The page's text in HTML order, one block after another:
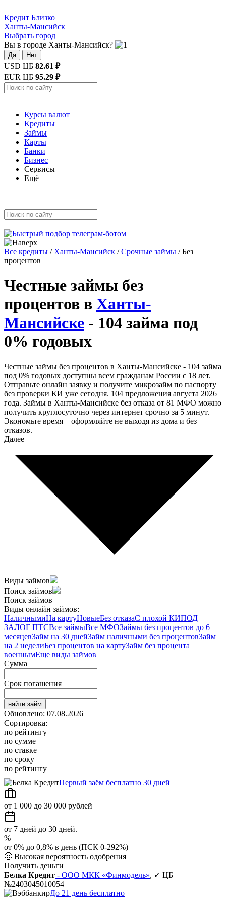
Кредит Близко
Ханты-Мансийск
Выбрать город
Вы в городе Ханты-Мансийск?
Да Нет
USD ЦБ 82.61 ₽
EUR ЦБ 95.29 ₽
Курсы валют
Кредиты
Займы
Карты
Банки
Бизнес
Сервисы
Ещё
Все кредиты / Ханты-Мансийск /Срочные займы /Без
процентов
Честные займы без
процентов в Ханты-
Мансийске - 104 займа под
0% годовых
Честные займы без процентов в Ханты-Мансийске - 104 займа
под 0% годовых доступны всем гражданам России с 18 лет.
Отправьте онлайн заявку и получите микрозайм по паспорту
без проверки КИ уже сегодня. 104 предложения августа 2026
года. Займы в Ханты-Мансийске без отказа от 81 МФО можно
получить круглосуточно через интернет срочно за 5 минут.
Экономьте время – оформляйте не выходя из дома и без
отказов.
Далее
Виды займов
Поиск займов
Поиск займов
Виды онлайн займов:
НаличнымиНа картуНовыеБез отказаС плохой КИПОД
ЗАЛОГ ПТСВсе займыВсе МФОЗаймы без процентов до 6
месяцевЗайм на 30 днейЗайм наличными без процентовЗайм
на 2 неделиБез процентов на картуЗайм без процента
военнымЕще виды займов
Сумма
Срок погашения
найти займ
Обновлено: 07.08.2026
Сортировка:
по рейтингу
по сумме
по ставке
по сроку
по рейтингу
Первый заём бесплатно 30 дней
от 1 000 до 30 000 рублей
от 7 дней до 30 дней.
%
от 0% до 0,8% в день (ПСК 0-292%)
🙂 Высокая вероятность одобрения
Получить деньги
Белка Кредит - ООО МКК «Финмодель», ✓ ЦБ
№2403045010054
До 21 день бесплатно